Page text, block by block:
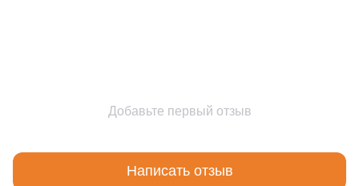
Добавьте первый отзыв
Написать отзыв